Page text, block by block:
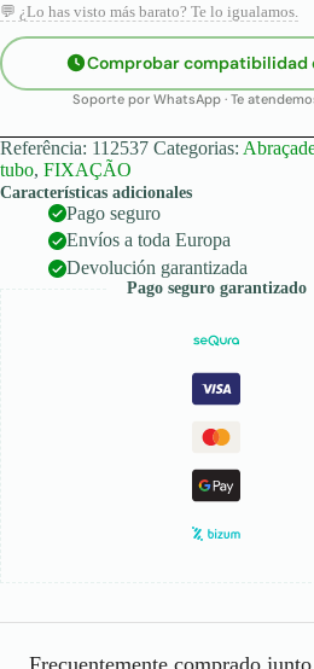
fixação
BSS
para
um
cabo
da
banda
25
mm
Material
💬 ¿Lo has visto más barato? Te lo igualamos.
Comprobar compatibilidad
Soporte por WhatsApp · Te
Referência: 112537 Categorias:
tubo, FIXAÇÃO
Características adicionales
Pago seguro
Envíos a toda Europa
Devolución garantizada
Pago seguro garantizado